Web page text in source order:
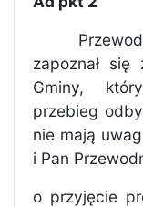
zapoznał
Gminy,
przebieg
nie mają
i Pan
o przyjęcie